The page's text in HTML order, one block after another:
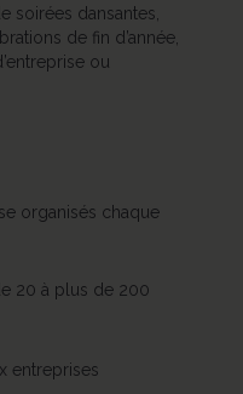
soirées dansantes,
de fin d’année,
ou
organisés chaque
20 à plus de 200
entreprises